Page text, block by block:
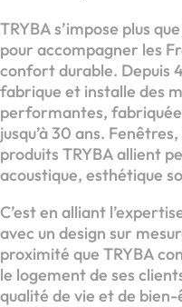
TRYBA s’impose plus
pour accompagner les
confort durable. Depuis
fabrique et installe des
performantes,
jusqu’à 30 ans.
produits TRYBA allient
acoustique, esthétique
C’est en alliant
avec un design sur
proximité que TRYBA
le logement de ses
qualité de vie et de